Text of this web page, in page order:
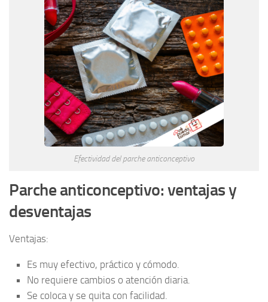
Efectividad del parche anticonceptivo
Parche anticonceptivo: ventajas y
desventajas
Ventajas:
Es muy efectivo, práctico y cómodo.
No requiere cambios o atención diaria.
Se coloca y se quita con facilidad.